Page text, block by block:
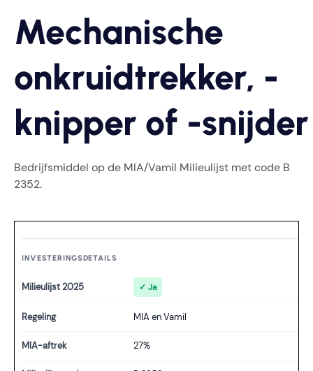
Mechanische
onkruidtrekker, -
knipper of -snijder
Bedrijfsmiddel op de MIA/Vamil Milieulijst met code B
2352.
INVESTERINGSDETAILS
Milieulijst 2025 ✓ Ja
Regeling MIA en Vamil
MIA-aftrek 27%